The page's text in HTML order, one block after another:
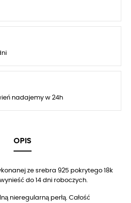
nadajemy w 24h
OPIS
ze srebra 925 pokrytego 18k
do 14 dni roboczych.
nieregularną perłą. Całość